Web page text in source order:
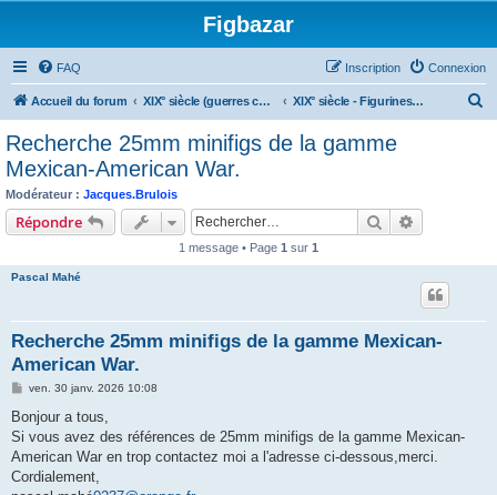
Figbazar
FAQ Connexion
Inscription
Accueil du forum XIX° siècle (guerres coloniales, guerres nationales, guerre de Secession ...) XIX° siècle - Figurines non peintes
Recherche 25mm minifigs de la gamme
Mexican-American War.
Modérateur : Jacques.Brulois
Répondre Rechercher
1 message • Page 1 sur 1
Pascal Mahé
Recherche 25mm minifigs de la gamme Mexican-
American War.
M
s
a
g
ven. 30 janv. 2026 10:08
Bonjour a tous,
Si vous avez des références de 25mm minifigs de la gamme Mexican-
American War en trop contactez moi a l'adresse ci-dessous,merci.
Cordialement,